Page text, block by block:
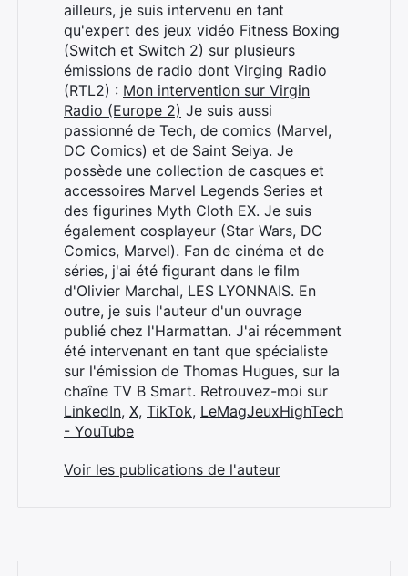
ailleurs, je suis intervenu en tant
qu'expert des jeux vidéo Fitness Boxing
(Switch et Switch 2) sur plusieurs
émissions de radio dont Virging Radio
(RTL2) : Mon intervention sur Virgin
Radio (Europe 2) Je suis aussi
passionné de Tech, de comics (Marvel,
DC Comics) et de Saint Seiya. Je
possède une collection de casques et
accessoires Marvel Legends Series et
des figurines Myth Cloth EX. Je suis
également cosplayeur (Star Wars, DC
Comics, Marvel). Fan de cinéma et de
séries, j'ai été figurant dans le film
d'Olivier Marchal, LES LYONNAIS. En
outre, je suis l'auteur d'un ouvrage
publié chez l'Harmattan. J'ai récemment
été intervenant en tant que spécialiste
sur l'émission de Thomas Hugues, sur la
chaîne TV B Smart. Retrouvez-moi sur
LinkedIn, X, TikTok, LeMagJeuxHighTech
- YouTube
Voir les publications de l'auteur